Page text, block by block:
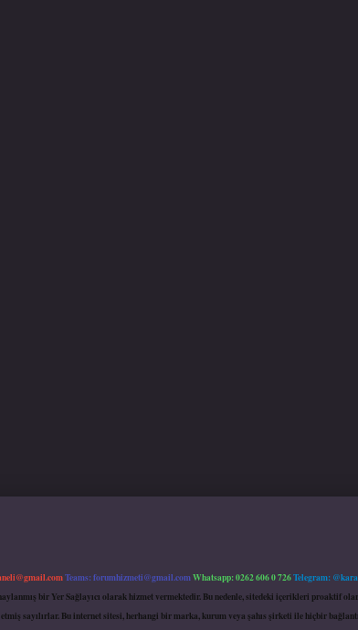
Teams:forumhizmeti@gmail.comWhatsapp: 0262 606 0 726Telegram:
bir Yer Sağlayıcı olarak hizmet vermektedir. Bu nedenle, sitedeki içerikleri proaktif
sayılırlar. Bu internet sitesi, herhangi bir marka, kurum veya şahıs şirketi ile hiçbir